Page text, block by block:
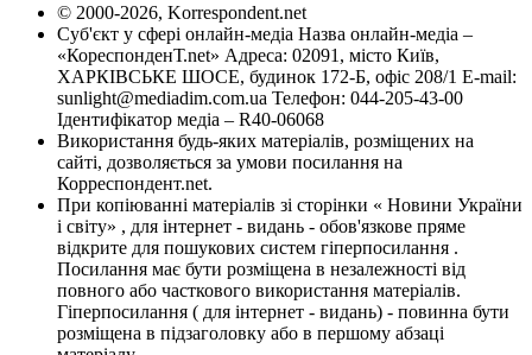
© 2000-2026, Korrespondent.net
Суб'єкт у сфері онлайн-медіа Назва онлайн-медіа –
«КореспонденТ.net» Адреса: 02091, місто Київ,
ХАРКІВСЬКЕ ШОСЕ, будинок 172-Б, офіс 208/1 E-mail:
sunlight@mediadim.com.ua Телефон: 044-205-43-00
Ідентифікатор медіа – R40-06068
Використання будь-яких матеріалів, розміщених на
сайті, дозволяється за умови посилання на
Корреспондент.net.
При копіюванні матеріалів зі сторінки « Новини України
і світу» , для інтернет - видань - обов'язкове пряме
відкрите для пошукових систем гіперпосилання .
Посилання має бути розміщена в незалежності від
повного або часткового використання матеріалів.
Гіперпосилання ( для інтернет - видань) - повинна бути
розміщена в підзаголовку або в першому абзаці